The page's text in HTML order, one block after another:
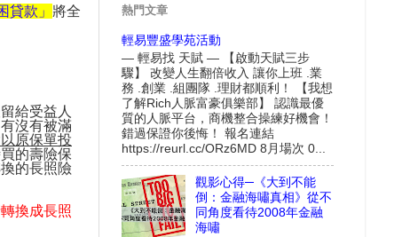
貸款」 將全
給受益人
沒有被滿
原保單投
的壽險保
的長照險
換成長照
熱門文章
輕易豐盛學苑活動
— 輕易找 天賦 — 【啟動天賦三步
驟】 改變人生翻倍收入 讓你上班 .業
務 .創業 .組團隊 .理財都順利！ 【我想
了解Rich人脈富豪俱樂部】 認識最優
質的人脈平台，商機整合操練好機會！
錯過保證你後悔！ 報名連結
https://reurl.cc/ORz6MD 8月場次 0...
觀影心得─《大到不能
倒：金融海嘯真相》從不
同角度看待2008年金融
海嘯